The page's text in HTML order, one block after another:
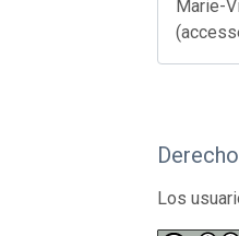
Marie-
Los